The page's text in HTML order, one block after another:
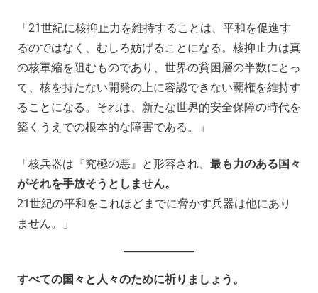
「21世紀に核抑止力を維持することは、平和を促進す
るのではなく、むしろ妨げることになる。核抑止力は真
の核軍縮を阻むものであり、世界の貧困層の半数にとっ
て、核を持たない開発の上に容認できない覇権を維持す
ることになる。それは、新たな世界的安全保障の時代を
築くうえでの根本的な障害である。」
「核兵器は『究極の悪』と形容され、 最も力のある国々
がそれを手放そうとしません。
21世紀の平和をこれほどまでに脅かす兵器は他にあり
ません。」
すべての国々と人々のために祈りましょう。